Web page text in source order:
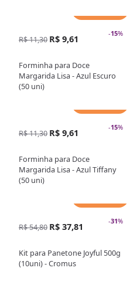
-15%
R$ 11,30 R$ 9,61
Forminha para Doce
Margarida Lisa - Azul Escuro
(50 uni)
-15%
R$ 11,30 R$ 9,61
Forminha para Doce
Margarida Lisa - Azul Tiffany
(50 uni)
-31%
R$ 54,80 R$ 37,81
Kit para Panetone Joyful 500g
(10uni) - Cromus